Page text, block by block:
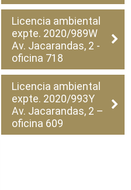
Licencia ambiental
expte. 2020/989W
Av. Jacarandas, 2 -
oficina 718
Licencia ambiental
expte. 2020/993Y
Av. Jacarandas, 2 –
oficina 609